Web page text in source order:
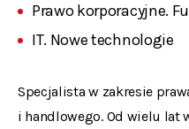
Prawo korporacyjne.
IT. Nowe technologie
Specjalista w zakresie
i handlowego. Od wielu lat